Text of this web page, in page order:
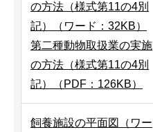
の方法（様式第11の4別
記）（ワード：32KB）
第二種動物取扱業の実施
の方法（様式第11の4別
記）（PDF：126KB）
飼養施設の平面図（ワー